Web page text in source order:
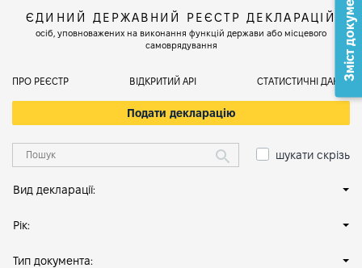
ЄДИНИЙ ДЕРЖАВНИЙ РЕЄСТР ДЕКЛАРАЦІЙ
осіб, уповноважених на виконання функцій держави або місцевого
самоврядування
ПРО РЕЄСТР ВІДКРИТИЙ АРІ СТАТИСТИЧНІ ДАНІ
Подати декларацію
шукати скрізь
Вид декларації:
Рік:
Тип документа:
Зміст документа